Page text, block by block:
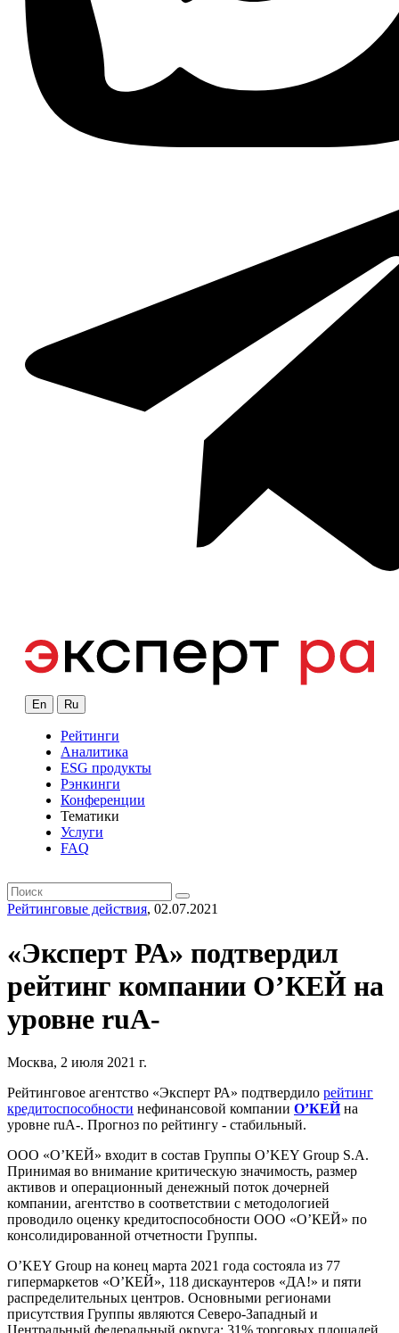
En Ru
Рейтинги
Аналитика
ESG продукты
Рэнкинги
Конференции
Тематики
Услуги
FAQ
Рейтинговые действия, 02.07.2021
«Эксперт РА» подтвердил
рейтинг компании О’КЕЙ на
уровне ruA-
Москва, 2 июля 2021 г.
Рейтинговое агентство «Эксперт РА» подтвердило рейтинг
кредитоспособности нефинансовой компании О’КЕЙна
уровне ruA-. Прогноз по рейтингу - стабильный.
ООО «О’КЕЙ» входит в состав Группы O’KEY Group S.A.
Принимая во внимание критическую значимость, размер
активов и операционный денежный поток дочерней
компании, агентство в соответствии с методологией
проводило оценку кредитоспособности ООО «О’КЕЙ» по
консолидированной отчетности Группы.
O’KEY Group на конец марта 2021 года состояла из 77
гипермаркетов «О’КЕЙ», 118 дискаунтеров «ДА!» и пяти
распределительных центров. Основными регионами
присутствия Группы являются Северо-Западный и